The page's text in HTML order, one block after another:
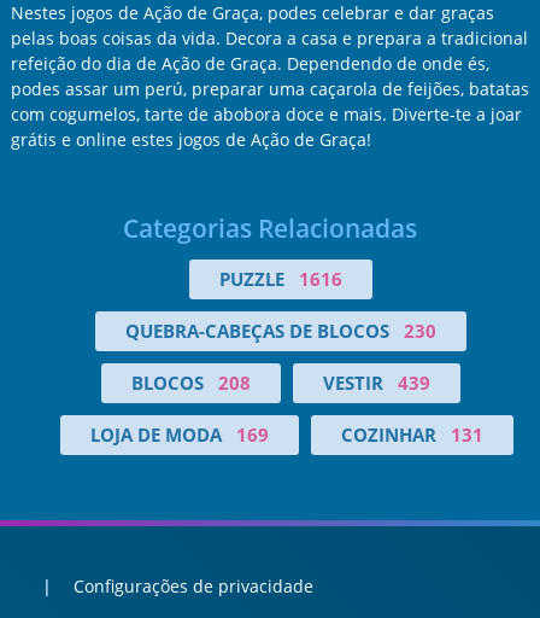
Nestes jogos de Ação de Graça, podes celebrar e dar graças
pelas boas coisas da vida. Decora a casa e prepara a tradicional
refeição do dia de Ação de Graça. Dependendo de onde és,
podes assar um perú, preparar uma caçarola de feijões, batatas
com cogumelos, tarte de abobora doce e mais. Diverte-te a joar
grátis e online estes jogos de Ação de Graça!
Categorias Relacionadas
PUZZLE 1616
QUEBRA-CABEÇAS DE BLOCOS 230
BLOCOS 208 VESTIR 439
LOJA DE MODA 169 COZINHAR 131
Configurações de privacidade